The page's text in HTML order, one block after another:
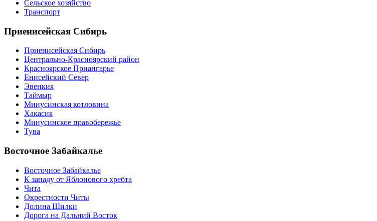
Сельское хозяйство
Транспорт
Приенисейская Сибирь
Приенисейская Сибирь
Центрально-Красноярский район
Красноярское Приангарье
Енисейский Север
Эвенкия
Таймыр
Минусинская котловина
Хакасия
Минусинское правобережье
Тува
Восточное Забайкалье
Восточное Забайкалье
К западу от Яблонового хребта
Чита
Окрестности Читы
Долина Шилки
Дорога на Дальний Восток